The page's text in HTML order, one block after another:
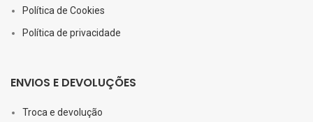
Política de Cookies
Política de privacidade
ENVIOS E DEVOLUÇÕES
Troca e devolução